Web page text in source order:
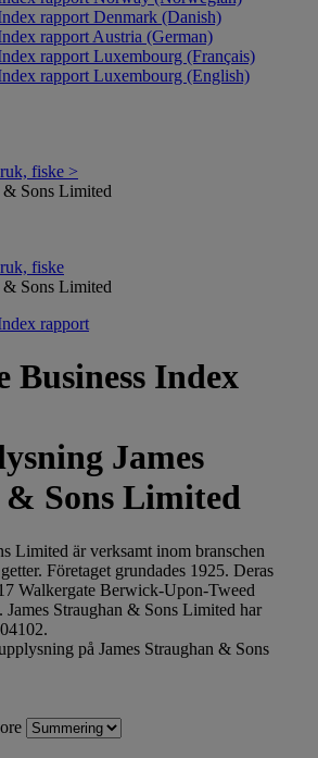
Denmark (Danish)
Austria (German)
Luxembourg (Français)
Luxembourg (English)
fiske >
& Sons Limited
fiske
& Sons Limited
James
Sons Limited
Limited är verksamt inom branschen
Företaget grundades 1925. Deras
Walkergate Berwick-Upon-Tweed
Straughan & Sons Limited har
på James Straughan & Sons